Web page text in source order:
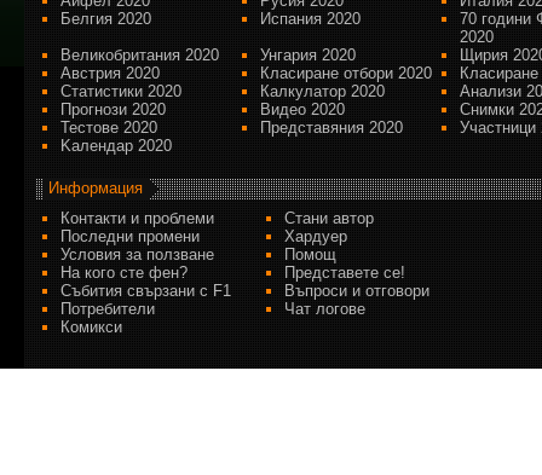
Белгия 2020
Испания 2020
70 години
2020
Великобритания 2020
Унгария 2020
Щирия
Австрия 2020
Класиране отбори 2020
Статистики 2020
Калкулатор 2020
Анализи
Прогнози 2020
Видео 2020
Снимки
Тестове 2020
Представяния 2020
Участници
Kалендар 2020
Информация
Контакти и проблеми
Стани автор
Последни промени
Хардуер
Условия за ползване
Помощ
На кого сте фен?
Представете се!
Събития свързани с F1
Въпроси и отговори
Потребители
Чат логове
Комикси